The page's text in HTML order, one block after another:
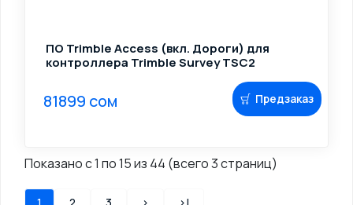
ПО Trimble Access (вкл. Дороги) для
контроллера Trimble Survey TSC2
81899 сом Предзаказ
Показано с 1 по 15 из 44 (всего 3 страниц)